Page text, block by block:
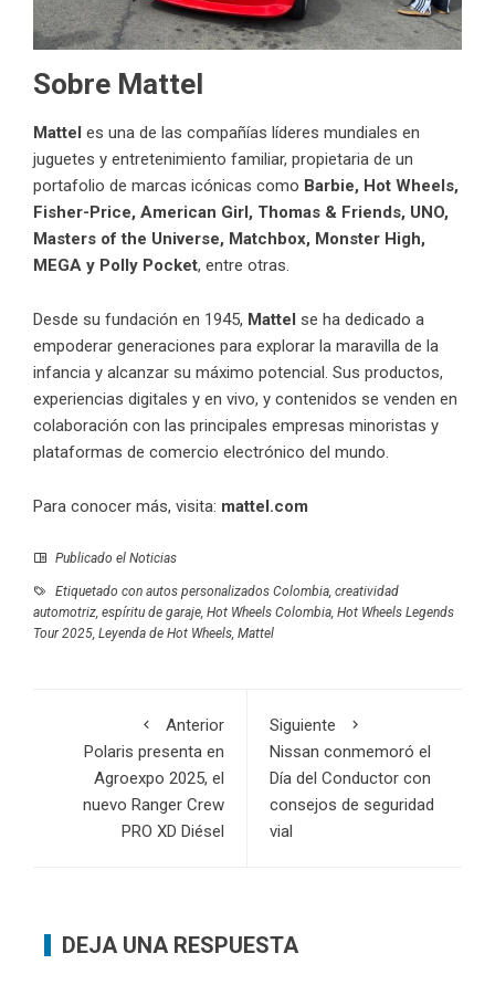
Sobre Mattel
Mattel es una de las compañías líderes mundiales en
juguetes y entretenimiento familiar, propietaria de un
portafolio de marcas icónicas como Barbie, Hot Wheels,
Fisher-Price, American Girl, Thomas & Friends, UNO,
Masters of the Universe, Matchbox, Monster High,
MEGA y Polly Pocket, entre otras.
Desde su fundación en 1945, Mattel se ha dedicado a
empoderar generaciones para explorar la maravilla de la
infancia y alcanzar su máximo potencial. Sus productos,
experiencias digitales y en vivo, y contenidos se venden en
colaboración con las principales empresas minoristas y
plataformas de comercio electrónico del mundo.
Para conocer más, visita: mattel.com
Publicado el Noticias
Etiquetado con autos personalizados Colombia creatividad
automotriz espíritu de garaje Hot Wheels Colombia Hot Wheels Legends
Tour 2025 Leyenda de Hot Wheels Mattel
Anterior
Polaris presenta en
Agroexpo 2025, el
nuevo Ranger Crew
PRO XD Diésel
Siguiente
Nissan conmemoró el
Día del Conductor con
consejos de seguridad
vial
DEJA UNA RESPUESTA